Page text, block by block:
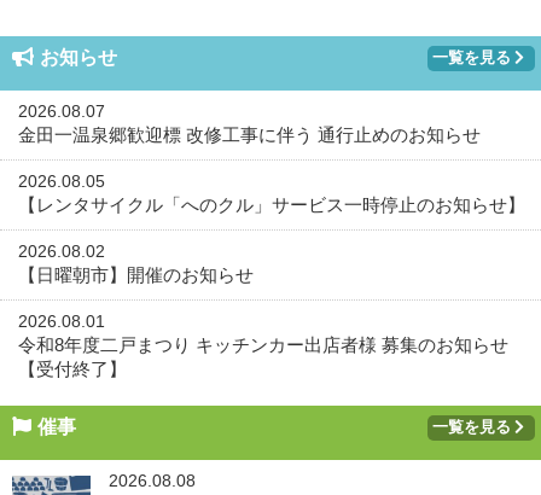
お知らせ 一覧を見る
2026.08.07
金田一温泉郷歓迎標 改修工事に伴う 通行止めのお知らせ
2026.08.05
【レンタサイクル「へのクル」サービス一時停止のお知らせ】
2026.08.02
【日曜朝市】開催のお知らせ
2026.08.01
令和8年度二戸まつり キッチンカー出店者様 募集のお知らせ
【受付終了】
催事 一覧を見る
2026.08.08